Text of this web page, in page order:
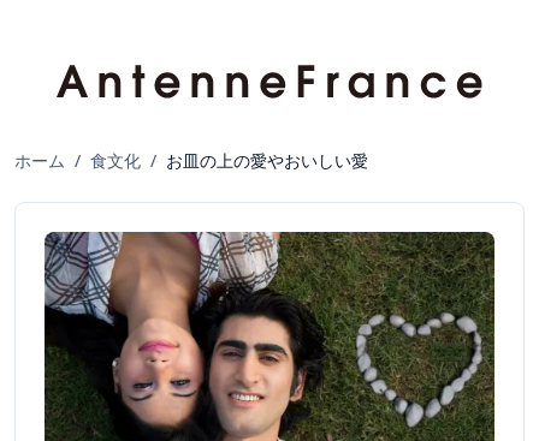
ホーム / 食文化 / お皿の上の愛やおいしい愛